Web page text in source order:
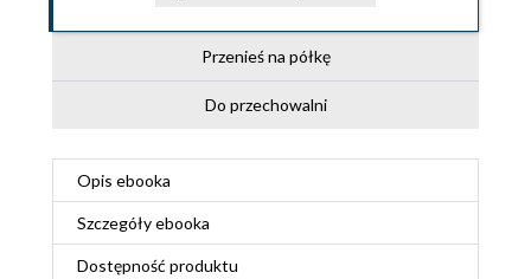
Przenieś na półkę
Do przechowalni
Opis ebooka
Szczegółyebooka
Dostępność produktu